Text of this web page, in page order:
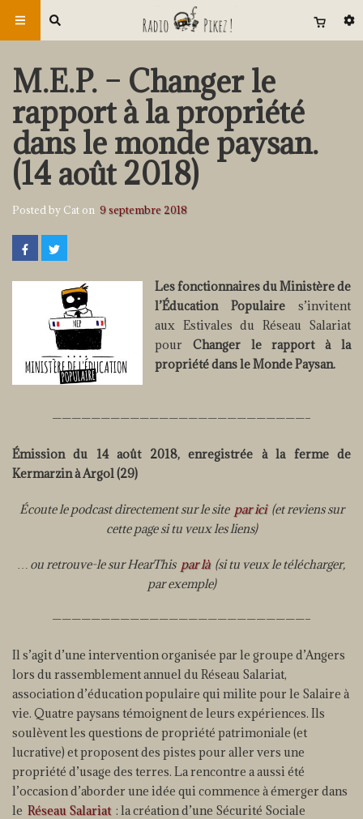
M.E.P. – Changer le
rapport à la propriété
dans le monde paysan.
(14 août 2018)
Posted by Cat on 9 septembre 2018
Les fonctionnaires du Ministère de
l’Éducation Populaire s’invitent
aux Estivales du Réseau Salariat
pour Changer le rapport à la
propriété dans le Monde Paysan.
——————————————————————————–
Émission du 14 août 2018, enregistrée à la ferme de
Kermarzin à Argol (29)
Écoute le podcast directement sur le site par ici(et reviens sur
cette page si tu veux les liens)
… ou retrouve-le sur HearThis par là (si tu veux le télécharger,
par exemple)
——————————————————————————–
Il s’agit d’une intervention organisée par le groupe d’Angers
lors du rassemblement annuel du Réseau Salariat,
association d’éducation populaire qui milite pour le Salaire à
vie. Quatre paysans témoignent de leurs expériences. Ils
soulèvent les questions de propriété patrimoniale (et
lucrative) et proposent des pistes pour aller vers une
propriété d’usage des terres. La rencontre a aussi été
l’occasion d’aborder une idée qui commence à émerger dans
le Réseau Salariat : la création d’une Sécurité Sociale